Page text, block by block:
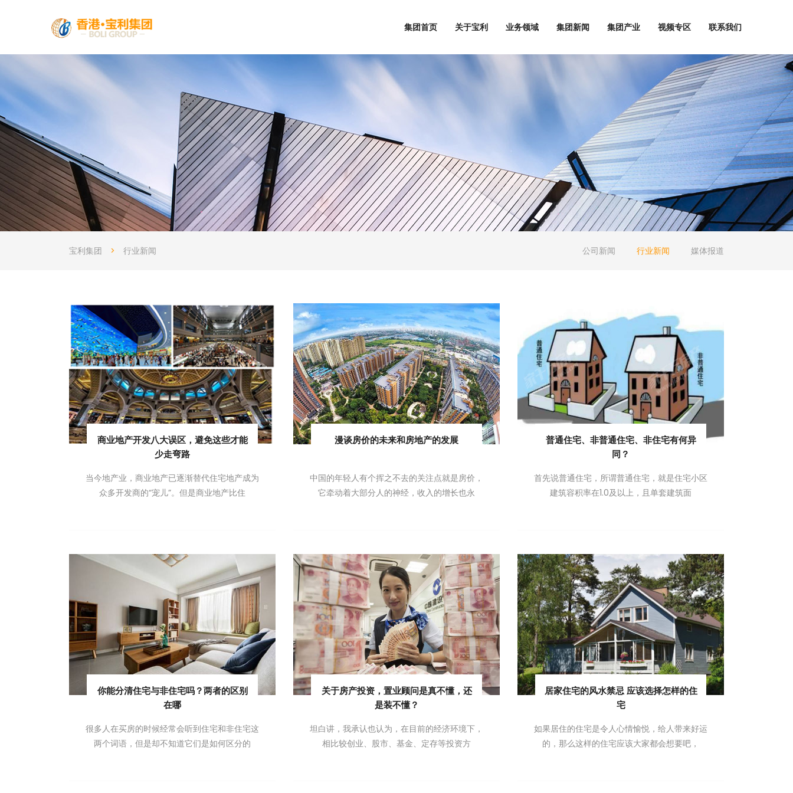
集团首页 关于宝利 业务领域 集团新闻 集团产业 视频专区 联系我们
宝利集团 > 行业新闻 公司新闻 行业新闻 媒体报道
商业地产开发八大误区，避免这些才能
少走弯路
当今地产业，商业地产已逐渐替代住宅地产成为
众多开发商的“宠儿”。但是商业地产比住
漫谈房价的未来和房地产的发展
中国的年轻人有个挥之不去的关注点就是房价，
它牵动着大部分人的神经，收入的增长也永
普通住宅、非普通住宅、非住宅有何异
同？
首先说普通住宅，所谓普通住宅，就是住宅小区
建筑容积率在1.0及以上，且单套建筑面
你能分清住宅与非住宅吗？两者的区别
在哪
很多人在买房的时候经常会听到住宅和非住宅这
两个词语，但是却不知道它们是如何区分的
关于房产投资，置业顾问是真不懂，还
是装不懂？
坦白讲，我承认也认为，在目前的经济环境下，
相比较创业、股市、基金、定存等投资方
居家住宅的风水禁忌 应该选择怎样的住
宅
如果居住的住宅是令人心情愉悦，给人带来好运
的，那么这样的住宅应该大家都会想要吧，